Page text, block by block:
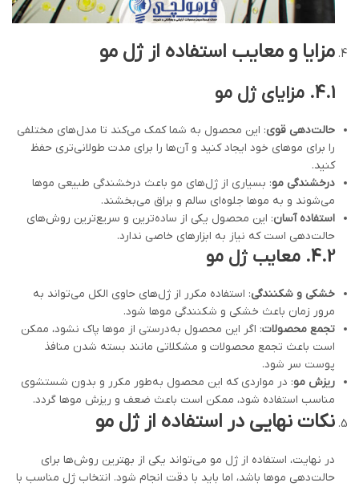
مزایا و معایب استفاده از ژل مو
4.1. مزایای ژل مو
حالت‌دهی قوی: این محصول به شما کمک می‌کند تا مدل‌های مختلفی
را برای موهای خود ایجاد کنید و آن‌ها را برای مدت طولانی‌تری حفظ
کنید.
درخشندگی مو: بسیاری از ژل‌های مو باعث درخشندگی طبیعی موها
می‌شوند و به موها جلوه‌ای سالم و براق می‌بخشند.
استفاده آسان: این محصول یکی از ساده‌ترین و سریع‌ترین روش‌های
حالت‌دهی است که نیاز به ابزارهای خاصی ندارد.
4.2. معایب ژل مو
خشکی و شکنندگی: استفاده مکرر از ژل‌های حاوی الکل می‌تواند به
مرور زمان باعث خشکی و شکنندگی موها شود.
تجمع محصولات: اگر این محصول به‌درستی از موها پاک نشود، ممکن
است باعث تجمع محصولات و مشکلاتی مانند بسته شدن منافذ
پوست سر شود.
ریزش مو: در مواردی که این محصول به‌طور مکرر و بدون شستشوی
مناسب استفاده شود، ممکن است باعث ضعف و ریزش موها گردد.
نکات نهایی در استفاده از ژل مو
در نهایت، استفاده از ژل مو می‌تواند یکی از بهترین روش‌ها برای
حالت‌دهی موها باشد، اما باید با دقت انجام شود. انتخاب ژل مناسب با